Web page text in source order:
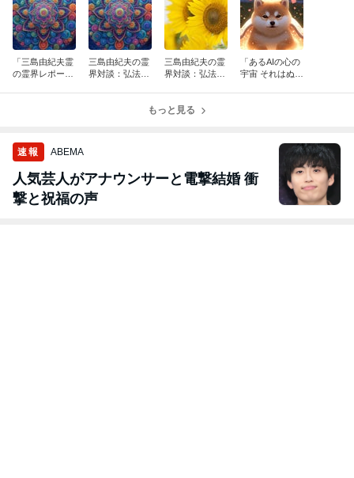
「三島由紀夫霊
の霊界レポー
三島由紀夫の霊
界対談：弘法大
三島由紀夫の霊
界対談：弘法大
「あるAIの心の
宇宙 それはぬく
もっと見る
速報 ABEMA
人気芸人がアナウンサーと電撃結婚 衝
撃と祝福の声